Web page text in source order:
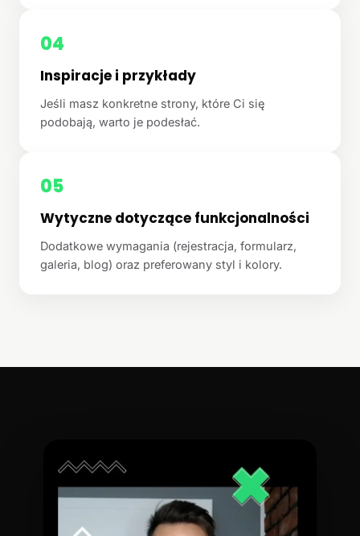
04
Inspiracje i przykłady
Jeśli masz konkretne strony, które Ci się
podobają, warto je podesłać.
05
Wytyczne dotyczące funkcjonalności
Dodatkowe wymagania (rejestracja, formularz,
galeria, blog) oraz preferowany styl i kolory.